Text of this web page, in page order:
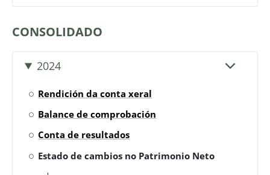
CONSOLIDADO
2024
Rendición da conta xeral
Balance de comprobación
Conta de resultados
Estado de cambios no Patrimonio Neto